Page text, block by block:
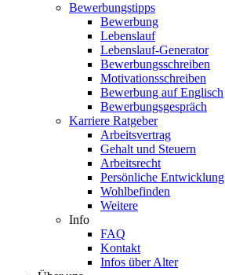
Bewerbungstipps
Bewerbung
Lebenslauf
Lebenslauf-Generator
Bewerbungsschreiben
Motivationsschreiben
Bewerbung auf Englisch
Bewerbungsgespräch
Karriere Ratgeber
Arbeitsvertrag
Gehalt und Steuern
Arbeitsrecht
Persönliche Entwicklung
Wohlbefinden
Weitere
Info
FAQ
Kontakt
Infos über Alter